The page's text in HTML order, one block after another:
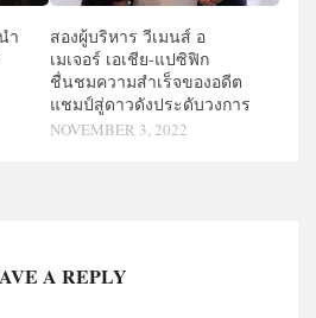
ำ
สองผู้บริหาร วีเมนส์ อ
เมเจอร์ เอเชีย-แปซิฟิก
ชื่นชมความสำเร็จของอดีต
แชมป์สู่ดาวดังประดับวงการ
NOVEMBER 3, 2022
A REPLY